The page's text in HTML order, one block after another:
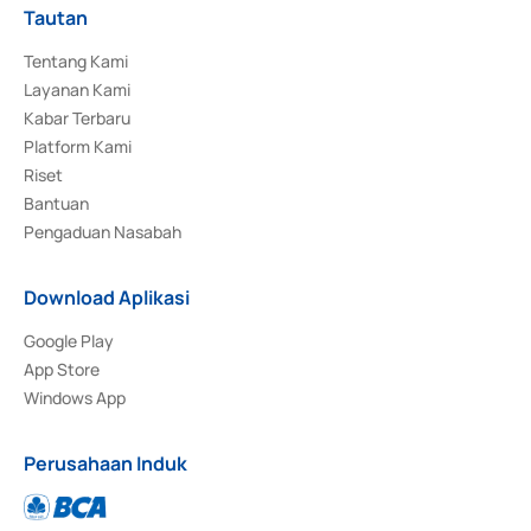
Tautan
Tentang Kami
Layanan Kami
Kabar Terbaru
Platform Kami
Riset
Bantuan
Pengaduan Nasabah
Download Aplikasi
Google Play
App Store
Windows App
Perusahaan Induk